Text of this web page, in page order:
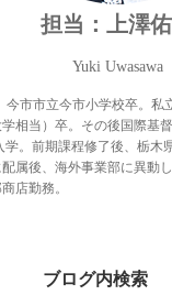
担当：上澤
Yuki Uwasawa
今市市立今市小学校卒。私
相当）卒。その後国際基
学。前期課程修了後、栃木
属後、海外事業部に異動
店勤務。
ブログ内検索